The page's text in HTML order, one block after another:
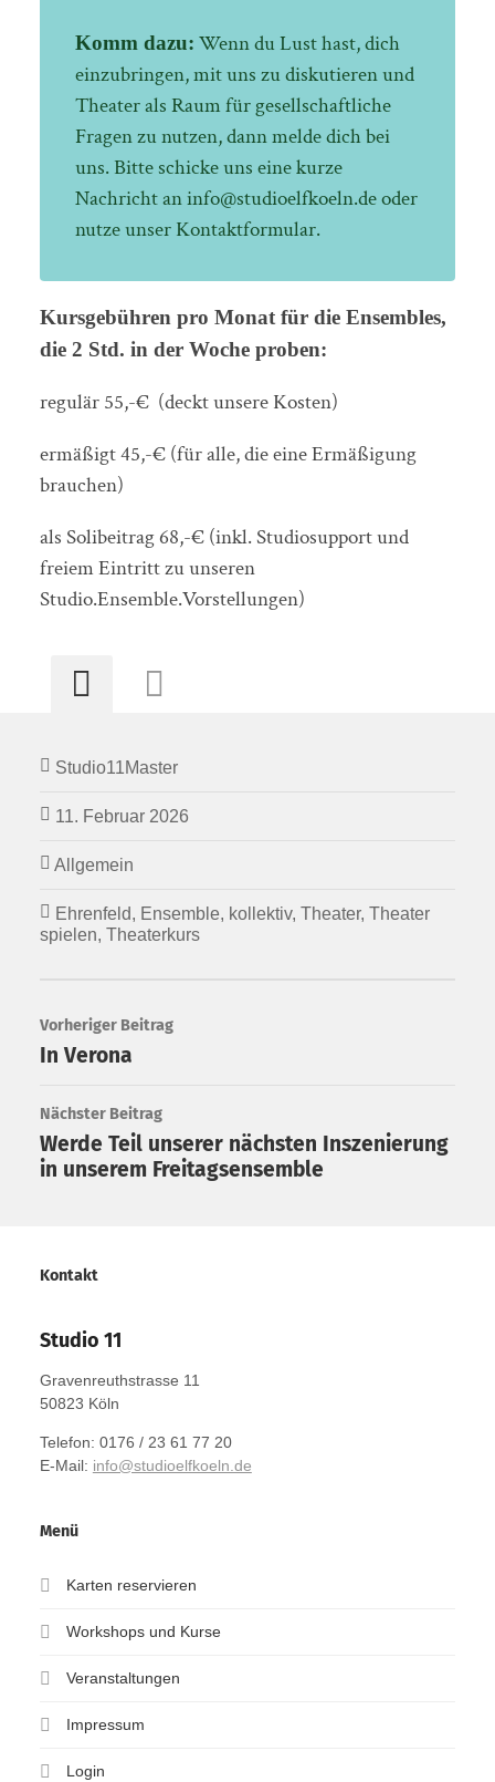
Komm dazu: Wenn du Lust hast, dich
einzubringen, mit uns zu diskutieren und
Theater als Raum für gesellschaftliche
Fragen zu nutzen, dann melde dich bei
uns. Bitte schicke uns eine kurze
Nachricht an info@studioelfkoeln.de oder
nutze unser Kontaktformular.
Kursgebühren pro Monat für die Ensembles,
die 2 Std. in der Woche proben:
regulär 55,-€ (deckt unsere Kosten)
ermäßigt 45,-€ (für alle, die eine Ermäßigung
brauchen)
als Solibeitrag 68,-€ (inkl. Studiosupport und
freiem Eintritt zu unseren
Studio.Ensemble.Vorstellungen)
Studio11Master
11. Februar 2026
Allgemein
Ehrenfeld, Ensemble, kollektiv, Theater, Theater
spielen, Theaterkurs
Vorheriger Beitrag
In Verona
Nächster Beitrag
Werde Teil unserer nächsten Inszenierung
in unserem Freitagsensemble
Kontakt
Studio 11
Gravenreuthstrasse 11
50823 Köln
Telefon: 0176 / 23 61 77 20
E-Mail: info@studioelfkoeln.de
Menü
Karten reservieren
Workshops und Kurse
Veranstaltungen
Impressum
Login